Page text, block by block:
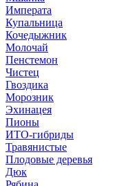
Императа
Купальница
Кочедыжник
Молочай
Пенстемон
Чистец
Гвоздика
Морозник
Эхинацея
Пионы
ИТО-гибриды
Травянистые
Плодовые деревья
Дюк